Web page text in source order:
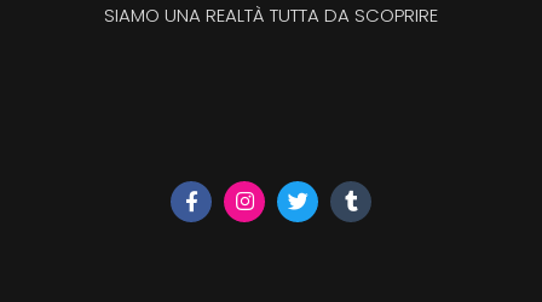
SIAMO UNA REALTÀ TUTTA DA SCOPRIRE